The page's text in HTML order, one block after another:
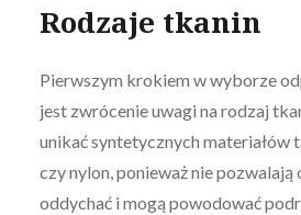
Rodzaje tkanin
Pierwszym krokiem w wyborze
jest zwrócenie uwagi na rodzaj
unikać syntetycznych materiałów
czy nylon, ponieważ nie pozwalają
oddychać i mogą powodować